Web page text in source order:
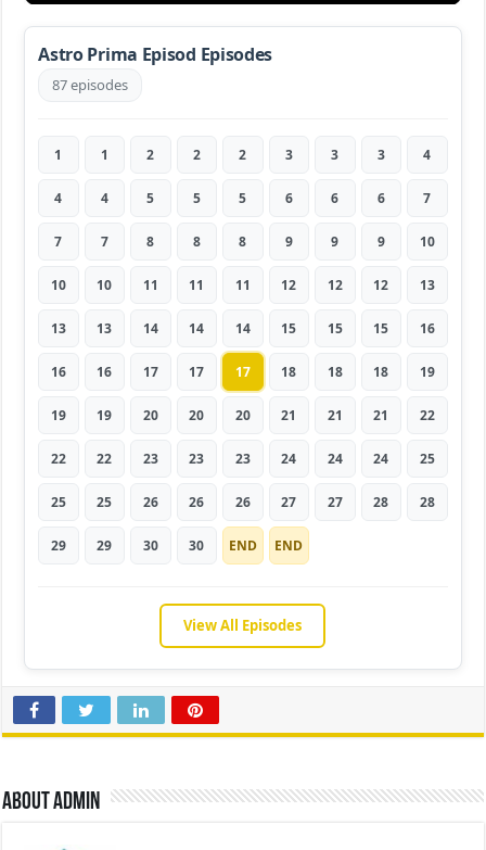
Astro Prima Episod Episodes
87 episodes
1 1 2 2 2 3 3 3 4
4 4 5 5 5 6 6 6 7
7 7 8 8 8 9 9 9 10
10 10 11 11 11 12 12 12 13
13 13 14 14 14 15 15 15 16
16 16 17 17 17 18 18 18 19
19 19 20 20 20 21 21 21 22
22 22 23 23 23 24 24 24 25
25 25 26 26 26 27 27 28 28
29 29 30 30 END END
View All Episodes
About admin